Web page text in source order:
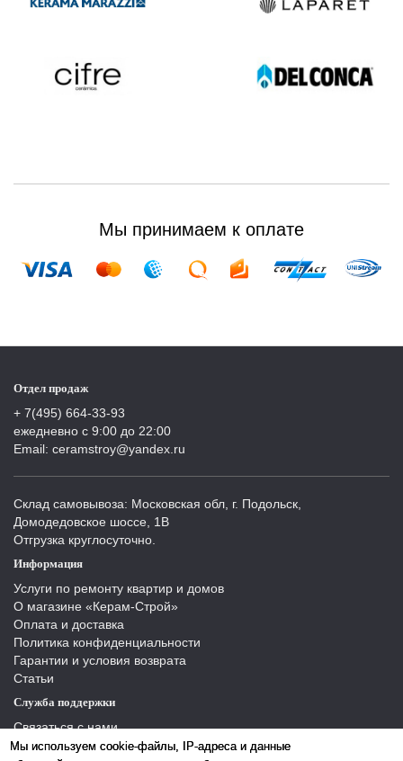
Мы используем cookie-файлы, IP-адреса и данные
Мы принимаем к оплате
Отдел продаж
+ 7(495) 664-33-93
ежедневно с 9:00 до 22:00
Email: ceramstroy@yandex.ru
Склад самовывоза: Московская обл, г. Подольск,
Домодедовское шоссе, 1В
Отгрузка круглосуточно.
Информация
Услуги по ремонту квартир и домов
О магазине «Керам-Строй»
Оплата и доставка
Политика конфиденциальности
Гарантии и условия возврата
Статьи
Служба поддержки
Связаться с нами
Отзывы